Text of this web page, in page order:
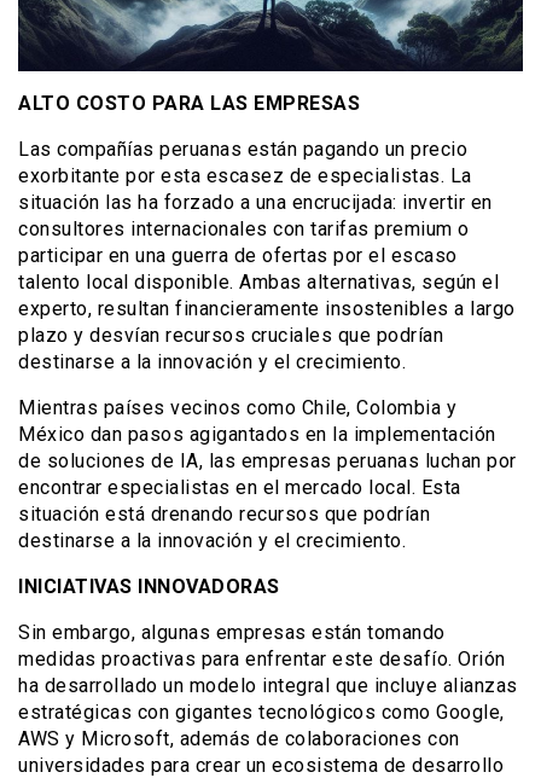
ALTO COSTO PARA LAS EMPRESAS
Las compañías peruanas están pagando un precio
exorbitante por esta escasez de especialistas. La
situación las ha forzado a una encrucijada: invertir en
consultores internacionales con tarifas premium o
participar en una guerra de ofertas por el escaso
talento local disponible. Ambas alternativas, según el
experto, resultan financieramente insostenibles a largo
plazo y desvían recursos cruciales que podrían
destinarse a la innovación y el crecimiento.
Mientras países vecinos como Chile, Colombia y
México dan pasos agigantados en la implementación
de soluciones de IA, las empresas peruanas luchan por
encontrar especialistas en el mercado local. Esta
situación está drenando recursos que podrían
destinarse a la innovación y el crecimiento.
INICIATIVAS INNOVADORAS
Sin embargo, algunas empresas están tomando
medidas proactivas para enfrentar este desafío. Orión
ha desarrollado un modelo integral que incluye alianzas
estratégicas con gigantes tecnológicos como Google,
AWS y Microsoft, además de colaboraciones con
universidades para crear un ecosistema de desarrollo